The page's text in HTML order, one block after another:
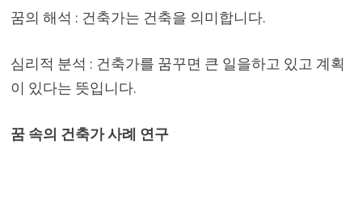
꿈의 해석 : 건축가는 건축을 의미합니다.
심리적 분석 : 건축가를 꿈꾸면 큰 일을하고 있고 계획
이 있다는 뜻입니다.
꿈 속의 건축가 사례 연구